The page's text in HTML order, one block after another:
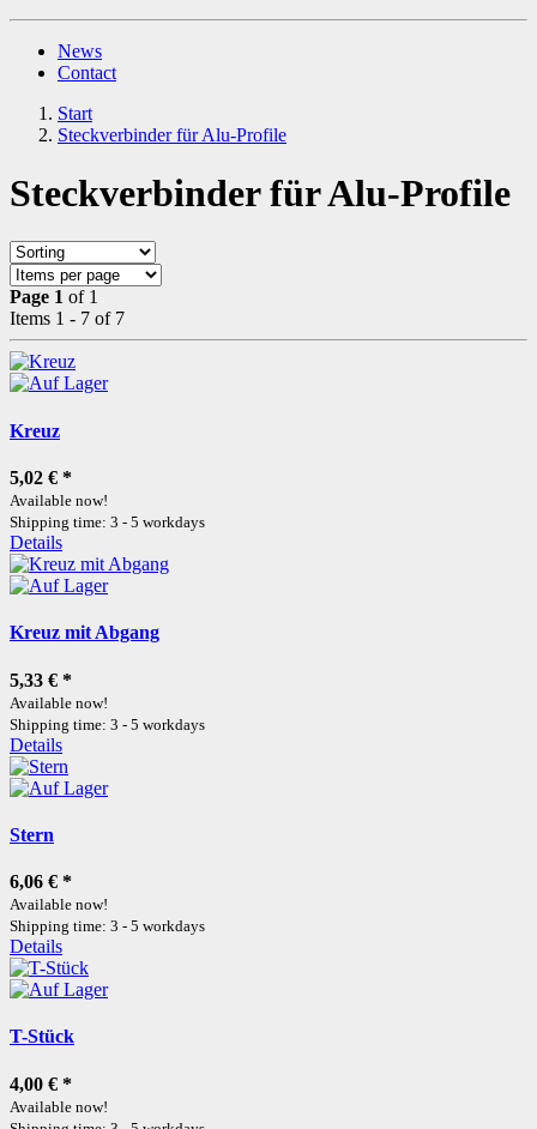
News
Contact
Start
Steckverbinder für Alu-Profile
Steckverbinder für Alu-Profile
Page 1 of 1
Items 1 - 7 of 7
Kreuz
5,02 € *
Available now!
Shipping time: 3 - 5 workdays
Details
Kreuz mit Abgang
5,33 € *
Available now!
Shipping time: 3 - 5 workdays
Details
Stern
6,06 € *
Available now!
Shipping time: 3 - 5 workdays
Details
T-Stück
4,00 € *
Available now!